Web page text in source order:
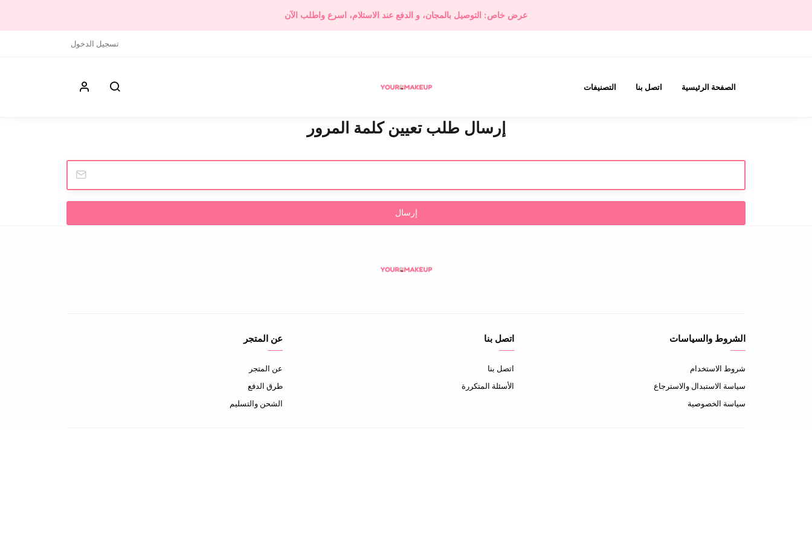
عرض خاص: التوصيل بالمجان، و الدفع عند الاستلام، اسرع واطلب الآن
تسجيل الدخول
الصفحة الرئيسية اتصل بنا التصنيفات
إرسال طلب تعيين كلمة المرور
إرسال
الشروط والسياسات
شروط الاستخدام
سياسة الاستبدال والاسترجاع
سياسة الخصوصية
اتصل بنا
اتصل بنا
الأسئلة المتكررة
عن المتجر
عن المتجر
طرق الدفع
الشحن والتسليم